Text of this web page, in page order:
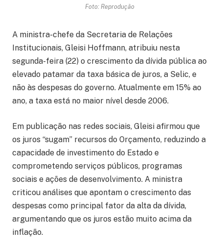
Foto: Reprodução
A ministra-chefe da Secretaria de Relações
Institucionais, Gleisi Hoffmann, atribuiu nesta
segunda-feira (22) o crescimento da dívida pública ao
elevado patamar da taxa básica de juros, a Selic, e
não às despesas do governo. Atualmente em 15% ao
ano, a taxa está no maior nível desde 2006.
Em publicação nas redes sociais, Gleisi afirmou que
os juros “sugam” recursos do Orçamento, reduzindo a
capacidade de investimento do Estado e
comprometendo serviços públicos, programas
sociais e ações de desenvolvimento. A ministra
criticou análises que apontam o crescimento das
despesas como principal fator da alta da dívida,
argumentando que os juros estão muito acima da
inflação.